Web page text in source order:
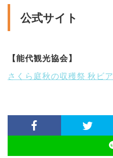
公式サイト
【能代観光協会】
さくら庭秋の収穫祭 秋ビア